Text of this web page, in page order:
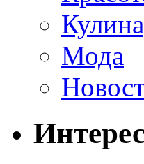
Мода